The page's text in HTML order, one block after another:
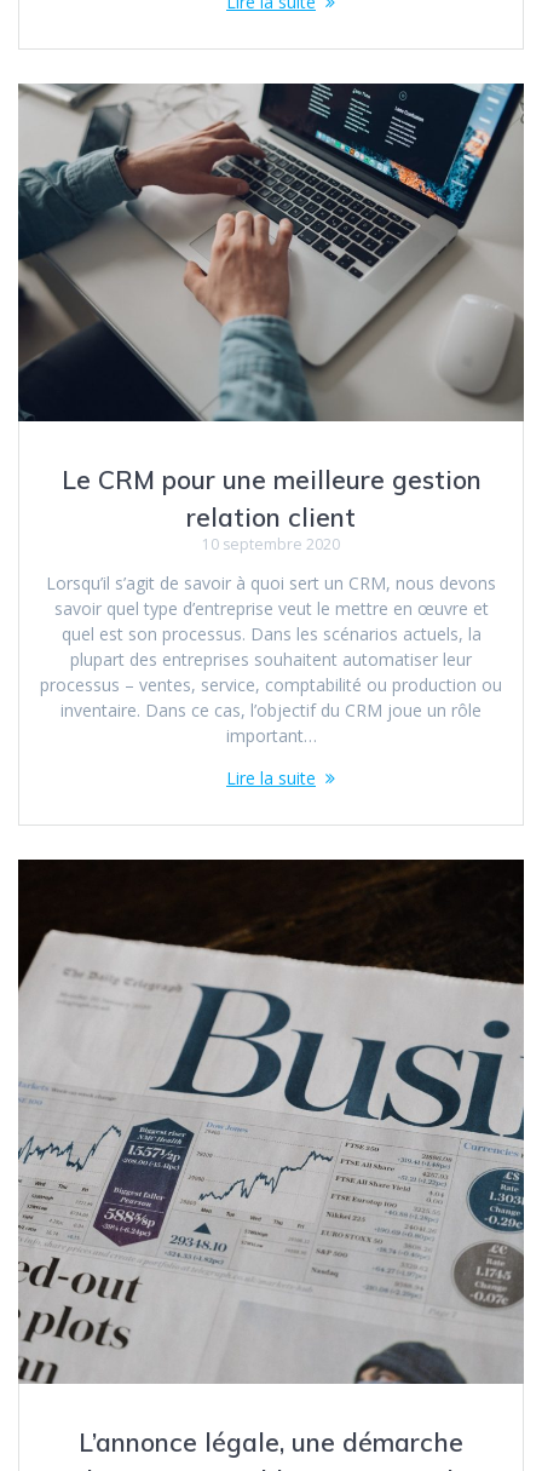
Le CRM pour une meilleure gestion
relation client
10 septembre 2020
Lorsqu’il s’agit de savoir à quoi sert un CRM, nous devons
savoir quel type d’entreprise veut le mettre en œuvre et
quel est son processus. Dans les scénarios actuels, la
plupart des entreprises souhaitent automatiser leur
processus – ventes, service, comptabilité ou production ou
inventaire. Dans ce cas, l’objectif du CRM joue un rôle
important…
Lire la suite
L’annonce légale, une démarche